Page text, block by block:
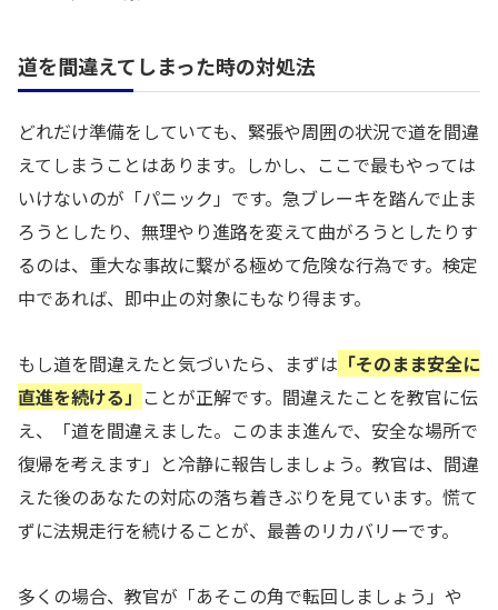
道を間違えてしまった時の対処法
どれだけ準備をしていても、緊張や周囲の状況で道を間違
えてしまうことはあります。しかし、ここで最もやっては
いけないのが「パニック」です。急ブレーキを踏んで止ま
ろうとしたり、無理やり進路を変えて曲がろうとしたりす
るのは、重大な事故に繋がる極めて危険な行為です。検定
中であれば、即中止の対象にもなり得ます。
もし道を間違えたと気づいたら、まずは 「そのまま安全に
直進を続ける」 ことが正解です。間違えたことを教官に伝
え、「道を間違えました。このまま進んで、安全な場所で
復帰を考えます」と冷静に報告しましょう。教官は、間違
えた後のあなたの対応の落ち着きぶりを見ています。慌て
ずに法規走行を続けることが、最善のリカバリーです。
多くの場合、教官が「あそこの角で転回しましょう」や